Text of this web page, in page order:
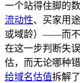
一个站得住脚的
流动性、买家用
或域龄）——而不
在这一步判断失
估，而无论哪种
给域名估值拆解